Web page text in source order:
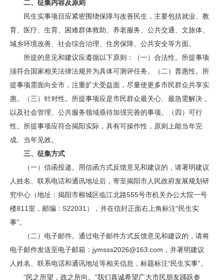
二、征集内容及原则
民生实事项目应紧密围绕保障与改善民生，主要包括就业、教
育、医疗、生育、困难群体救助、养老服务、公共交通、文旅体、
城乡环境改善、社会综合治理、住房保障、公共安全等方面。
所提的意见和建议应遵循以下原则：（一）合法性。所提事项
须符合国家相关法律法规并为具体可测评任务。（二）普惠性。所
提事项需面向全市，注重扩大受益面，尽量使更多市民群众共享实
惠。（三）针对性。所提事项应是市民群众最关心、最急需解决，
以及社会管理、公共服务领域亟待加强完善的事项。（四）可行
性。所提事项应符合揭阳实际，具有可操作性，原则上能当年完
成、当年见效。
三、征集方式
（一）信函投递。用信函方式反馈意见和建议的，请署明建议
人姓名、联系电话和通讯地址后，寄至揭阳市人民政府发展规划研
究中心（地址：揭阳市榕城区临江北路555号市机关办公大院一号
楼811室，邮编：522031），并在信封正面右上角标注“民生实
事”。
（二）电子邮件。通过电子邮件方式反馈意见和建议的，请将
电子邮件发送至电子邮箱：jymsss2026@163.com，并署明建议
人姓名、联系电话和通讯地址等相关信息，标题标注“民生实事”。
“民之所望，政之所向。”我们真诚希望广大市民朋友踊跃参